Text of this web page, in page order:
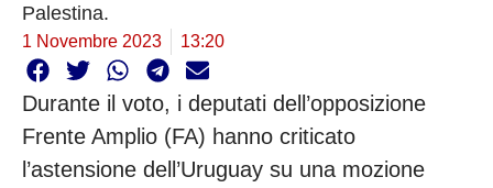
Palestina.
1 Novembre 2023 13:20
Durante il voto, i deputati dell’opposizione
Frente Amplio (FA) hanno criticato
l’astensione dell’Uruguay su una mozione